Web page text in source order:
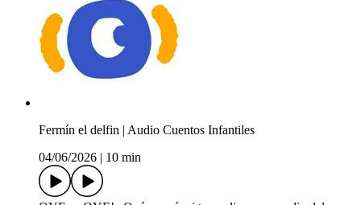
Fermín el delfin | Audio Cuentos Infantiles
04/06/2026
10 min